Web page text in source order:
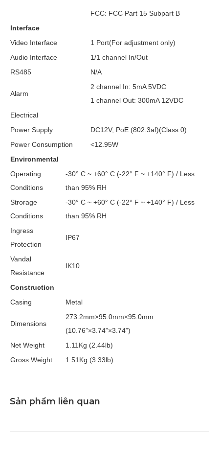
FCC: FCC Part 15 Subpart B
Interface
Video Interface
1 Port(For adjustment only)
Audio Interface
1/1 channel In/Out
RS485
N/A
Alarm
2 channel In: 5mA 5VDC
1 channel Out: 300mA 12VDC
Electrical
Power Supply
DC12V, PoE (802.3af)(Class 0)
Power Consumption
<12.95W
Environmental
Operating
Conditions
-30° C ~ +60° C (-22° F ~ +140° F) / Less
than 95% RH
Strorage
Conditions
-30° C ~ +60° C (-22° F ~ +140° F) / Less
than 95% RH
Ingress
Protection
IP67
Vandal
Resistance
IK10
Construction
Casing
Metal
Dimensions
273.2mm×95.0mm×95.0mm
(10.76”×3.74”×3.74”)
Net Weight
1.11Kg (2.44lb)
Gross Weight
1.51Kg (3.33lb)
Sản phẩm liên quan